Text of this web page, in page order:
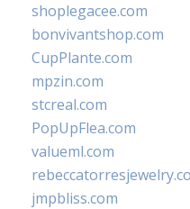
shoplegacee.com
bonvivantshop.com
CupPlante.com
mpzin.com
stcreal.com
PopUpFlea.com
valueml.com
jmpbliss.com